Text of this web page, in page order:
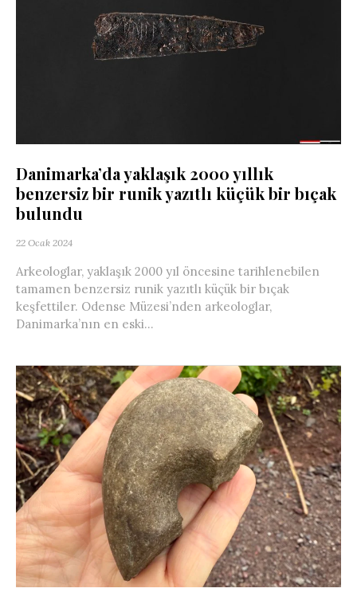
Danimarka’da yaklaşık 2000 yıllık
benzersiz bir runik yazıtlı küçük bir bıçak
bulundu
22 Ocak 2024
Arkeologlar, yaklaşık 2000 yıl öncesine tarihlenebilen
tamamen benzersiz runik yazıtlı küçük bir bıçak
keşfettiler. Odense Müzesi’nden arkeologlar,
Danimarka’nın en eski...